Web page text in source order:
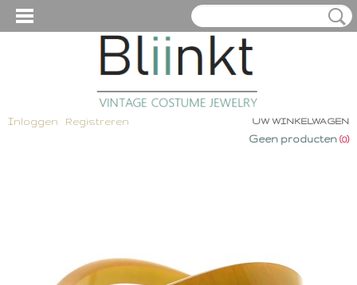
Inloggen Registreren UW WINKELWAGEN
Geen producten (0)